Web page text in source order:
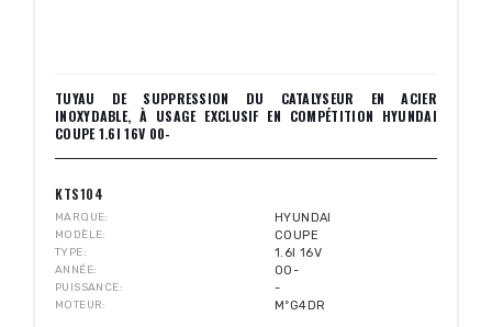
TUYAU DE SUPPRESSION DU CATALYSEUR EN ACIER
INOXYDABLE, À USAGE EXCLUSIF EN COMPÉTITION HYUNDAI
COUPE 1.6I 16V 00-
KTS104
MARQUE HYUNDAI
MODÈLE COUPE
TYPE 1.6I 16V
ANNÉE 00-
PUISSANCE -
MOTEUR MºG4DR